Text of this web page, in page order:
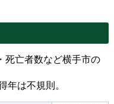
死亡者数など横手市の
年は不規則。